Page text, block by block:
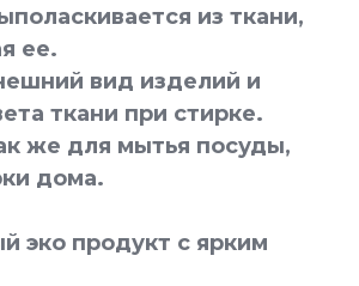
из ткани,
ее.
вид изделий и
ткани при стирке.
же для мытья посуды,
дома.
эко продукт с ярким